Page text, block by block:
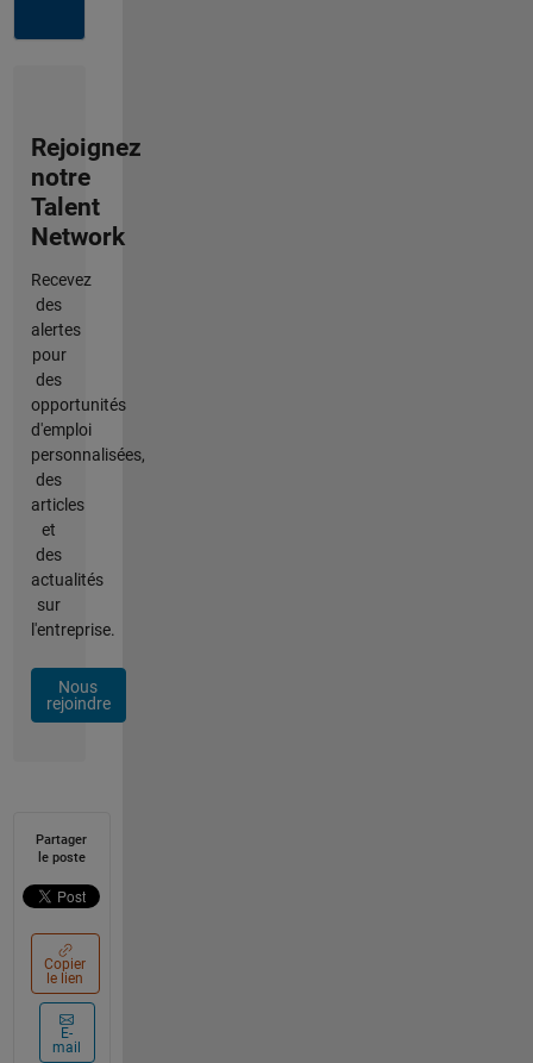
Rejoignez
notre
Talent
Network
Recevez
des
alertes
pour
des
opportunités
d'emploi
personnalisées,
des
articles
et
des
actualités
sur
l'entreprise.
Nous
rejoindre
Partager
le poste
Copier
le lien
E-
mail